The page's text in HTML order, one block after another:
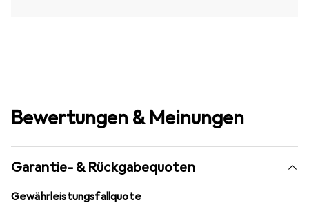
Bewertungen & Meinungen
Garantie- & Rückgabequoten
Gewährleistungsfallquote